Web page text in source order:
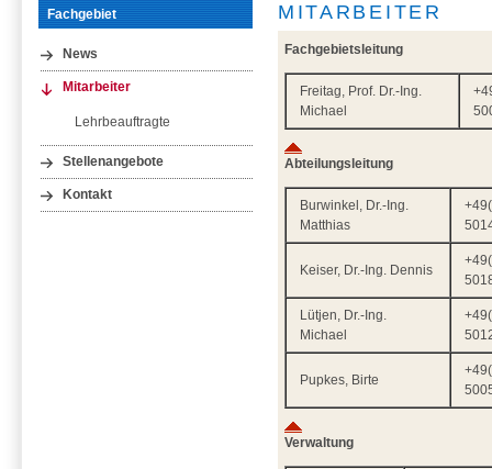
Fachgebiet
News
Mitarbeiter
Lehrbeauftragte
Stellenangebote
Kontakt
MITARBEITER
Fachgebietsleitung
Freitag, Prof. Dr.-Ing.
Michael
Abteilungsleitung
Burwinkel, Dr.-Ing.
Matthias
Keiser, Dr.-Ing. Dennis
Lütjen, Dr.-Ing.
Michael
Pupkes, Birte
Verwaltung